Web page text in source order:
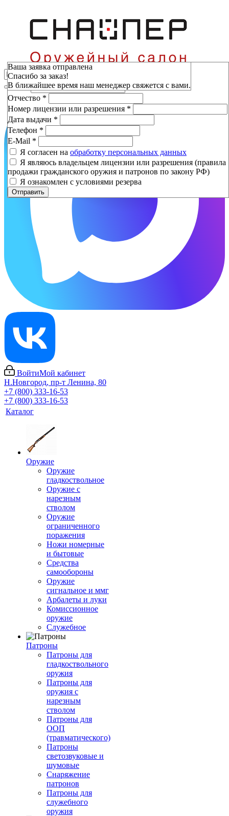
ВойтиМой кабинет
Н.Новгород, пр-т Ленина, 80
+7 (800) 333-16-53
+7 (800) 333-16-53
Каталог
Оружие
Оружие
гладкоствольное
Оружие с
нарезным
стволом
Оружие
ограниченного
поражения
Ножи номерные
и бытовые
Средства
самообороны
Оружие
сигнальное и ммг
Арбалеты и луки
Комиссионное
оружие
Служебное
Патроны
Патроны для
гладкоствольного
оружия
Патроны для
оружия с
нарезным
стволом
Патроны для
ООП
(травматического)
Патроны
светозвуковые и
шумовые
Снаряжение
патронов
Патроны для
служебного
оружия
Зарезервировать
Фамилия*
Имя*
Отчество *
Номер лицензии или разрешения *
Дата выдачи *
Телефон *
E-Mail *
Я согласен на обработку персональных данных
Я являюсь владельцем лицензии или разрешения (правила
продажи гражданского оружия и патронов по закону РФ)
Я ознакомлен с условиями резерва
Отправить
Ваша заявка отправлена
Спасибо за заказ!
В ближайшее время наш менеджер свяжется с вами.